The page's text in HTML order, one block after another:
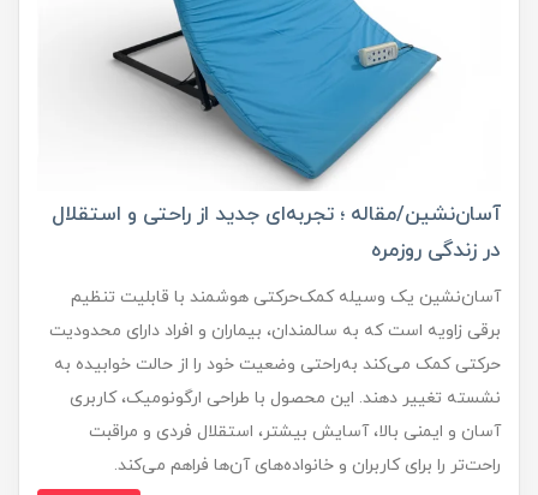
آسان‌نشین/مقاله ؛ تجربه‌ای جدید از راحتی و استقلال
در زندگی روزمره
آسان‌نشین یک وسیله کمک‌حرکتی هوشمند با قابلیت تنظیم
برقی زاویه است که به سالمندان، بیماران و افراد دارای محدودیت
حرکتی کمک می‌کند به‌راحتی وضعیت خود را از حالت خوابیده به
نشسته تغییر دهند. این محصول با طراحی ارگونومیک، کاربری
آسان و ایمنی بالا، آسایش بیشتر، استقلال فردی و مراقبت
راحت‌تر را برای کاربران و خانواده‌های آن‌ها فراهم می‌کند.